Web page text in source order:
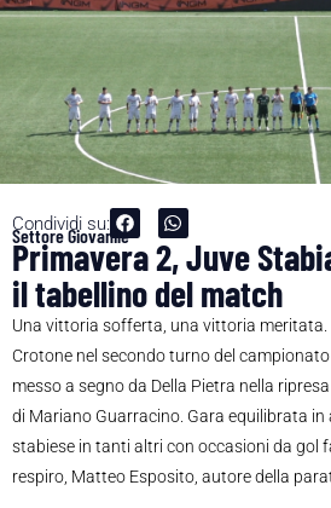
Condividi su:
Settore Giovanile
Primavera 2, Juve
il tabellino del match
Una vittoria sofferta, una vittoria meritata.
Crotone nel secondo turno del
messo a segno da Della Pietra nella
di Mariano Guarracino. Gara equilibrata
stabiese in tanti altri con occasioni da gol
respiro, Matteo Esposito, autore della